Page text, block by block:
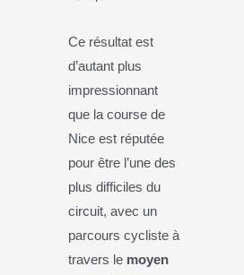
Ce résultat est
d’autant plus
impressionnant
que la course de
Nice est réputée
pour être l’une des
plus difficiles du
circuit, avec un
parcours cycliste à
travers le moyen